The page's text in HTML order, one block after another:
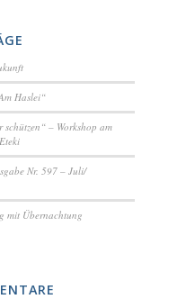
Haslei“
– Workshop am
Nr. 597 – Juli/
mit Übernachtung